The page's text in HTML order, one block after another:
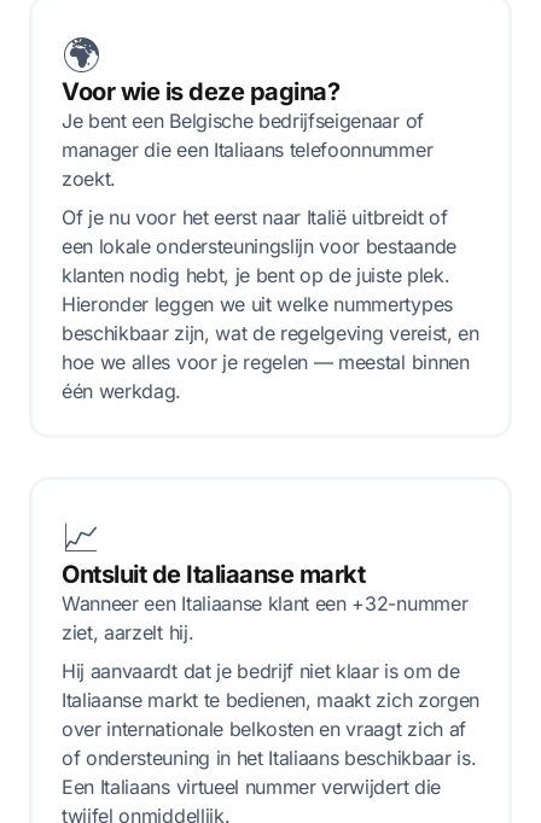
🌍
Voor wie is deze pagina?
Je bent een Belgische bedrijfseigenaar of
manager die een Italiaans telefoonnummer
zoekt.
Of je nu voor het eerst naar Italië uitbreidt of
een lokale ondersteuningslijn voor bestaande
klanten nodig hebt, je bent op de juiste plek.
Hieronder leggen we uit welke nummertypes
beschikbaar zijn, wat de regelgeving vereist, en
hoe we alles voor je regelen — meestal binnen
één werkdag.
📈
Ontsluit de Italiaanse markt
Wanneer een Italiaanse klant een +32-nummer
ziet, aarzelt hij.
Hij aanvaardt dat je bedrijf niet klaar is om de
Italiaanse markt te bedienen, maakt zich zorgen
over internationale belkosten en vraagt zich af
of ondersteuning in het Italiaans beschikbaar is.
Een Italiaans virtueel nummer verwijdert die
twijfel onmiddellijk.